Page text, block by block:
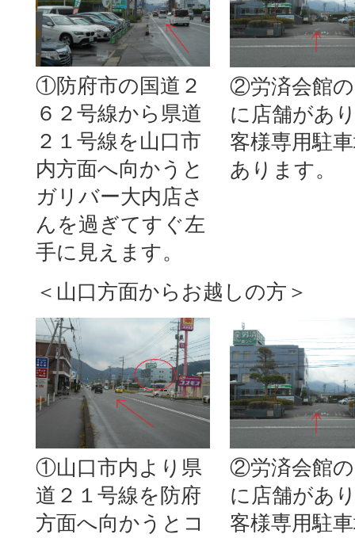
①防府市の国道２
６２号線から県道
２１号線を山口市
内方面へ向かうと
ガリバー大内店さ
んを過ぎてすぐ左
手に見えます。
②労済会館
に店舗があ
客様専用駐
あります。
＜山口方面からお越しの方＞
①山口市内より県
道２１号線を防府
方面へ向かうとコ
②労済会館
に店舗があ
客様専用駐